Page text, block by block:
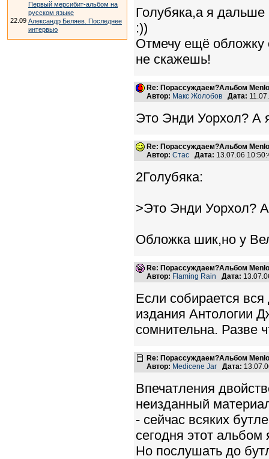
Первый мерсибит-альбом на
русском языке
22.09 Александр Беляев. Последнее
интервью
Голубяка,а я
:))
Отмечу ещё
не скажешь!
Re: Порассуждаем?Альбом
Автор: Макс Жолобов Дата:
Это Энди Уорхол? А
Re: Порассуждаем?Альбом
Автор: Стас Дата: 13.07.06
2Голубяка:
>Это Энди Уорхол?
Обложка шик,но у
Re: Порассуждаем?Альбом
Автор: Flaming Rain Дата:
Если собирается
издания Антологии
сомнительна. Разве
Re: Порассуждаем?Альбом
Автор: Medicene Jar Дата:
Впечатления
неизданный
- сейчас всяких
сегодня этот альбом
Но послушать до